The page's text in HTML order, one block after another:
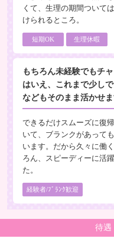
くて、生理の期間ついて
けられるところ。
短期OK 生理休暇
もちろん未経験でもチ
はいえ、これまで少し
などもそのまま活かせま
できるだけスムーズに復
いて、ブランクがあって
います。だから久々に働
ろん、スピーディーに活
た。
経験者/ﾌﾞﾗﾝｸ歓迎
待遇